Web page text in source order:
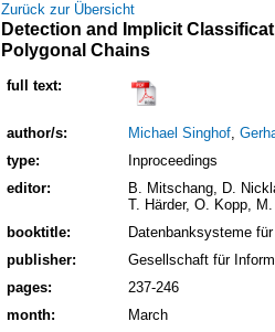
Zurück zur Übersicht
Detection and Implicit
Polygonal Chains
full text:
author/s: Michael Singhof,
type:
Inproceedings
editor:
B. Mitschang, D.
T. Härder, O. Kopp,
booktitle:
Datenbanksysteme
publisher:
Gesellschaft für
pages:
237-246
month:
March